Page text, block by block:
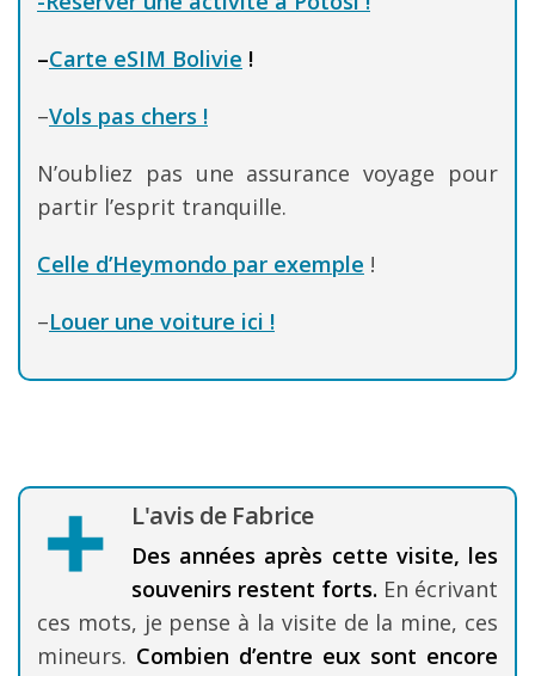
–Carte eSIM Bolivie !
–Vols pas chers !
N’oubliez pas une assurance voyage pour
partir l’esprit tranquille.
Celle d’Heymondo par exemple !
–Louer une voiture ici !
L'avis de Fabrice
Des années après cette visite, les
souvenirs restent forts. En écrivant
ces mots, je pense à la visite de la mine, ces
mineurs. Combien d’entre eux sont encore